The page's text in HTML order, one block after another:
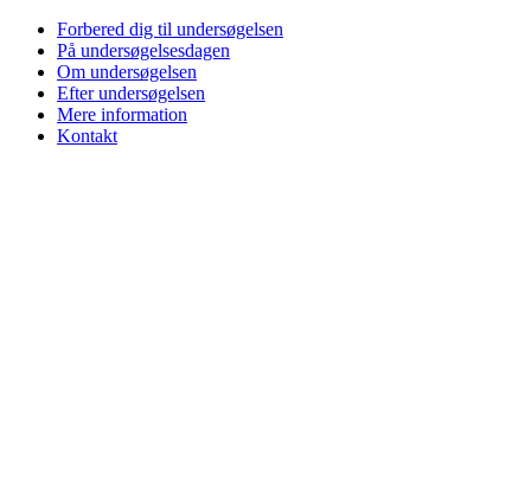
Forbered dig til undersøgelsen
På undersøgelsesdagen
Om undersøgelsen
Efter undersøgelsen
Mere information
Kontakt